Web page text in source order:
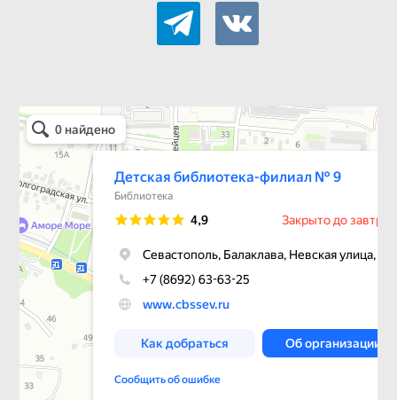
telegram vkontakte
Детская библиотека-филиал № 9
Библиотека в Севастополе